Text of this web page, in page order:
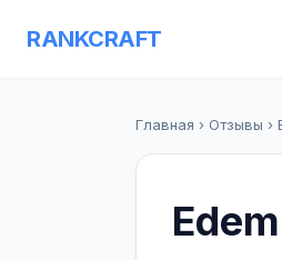
RANKCRAFT
Главная › Отзывы ›